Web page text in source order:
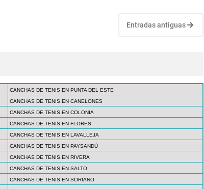
Entradas antiguas
CANCHAS DE TENIS EN PUNTA DEL ESTE
CANCHAS DE TENIS EN CANELONES
CANCHAS DE TENIS EN COLONIA
CANCHAS DE TENIS EN FLORES
CANCHAS DE TENIS EN LAVALLEJA
CANCHAS DE TENIS EN PAYSANDÚ
CANCHAS DE TENIS EN RIVERA
CANCHAS DE TENIS EN SALTO
CANCHAS DE TENIS EN SORIANO